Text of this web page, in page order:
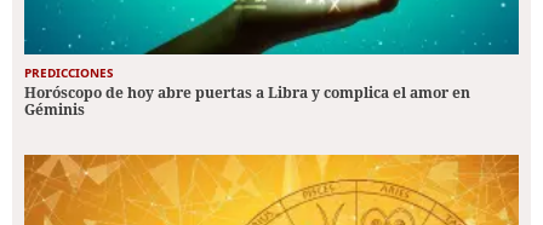
PREDICCIONES
Horóscopo de hoy abre puertas a Libra y complica el amor en
Géminis